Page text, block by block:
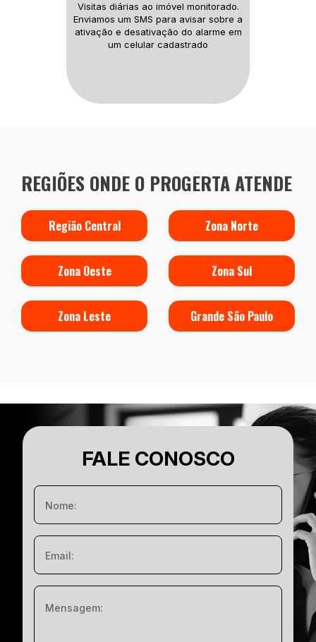
Visitas diárias ao imóvel monitorado.
Enviamos um SMS para avisar sobre a
ativação e desativação do alarme em
um celular cadastrado
REGIÕES ONDE O PROGERTA ATENDE
Região Central Zona Norte
Zona Oeste Zona Sul
Zona Leste Grande São Paulo
FALE CONOSCO